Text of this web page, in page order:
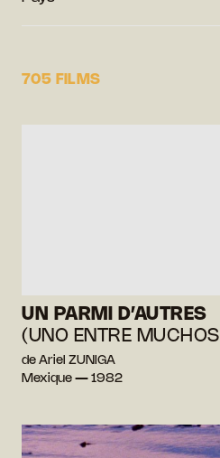
705 FILMS
UN PARMI D’AUTRES
(UNO ENTRE
de Ariel ZUNIGA
Mexique — 1982